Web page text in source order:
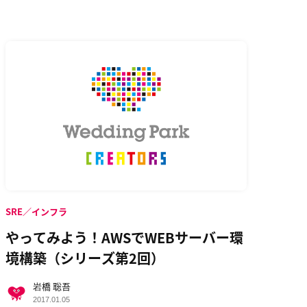
やってみよう！AWSでWEBサーバー環
境構築（シリーズ第2回）
SRE／インフラ
岩橋 聡吾
2017.01.05